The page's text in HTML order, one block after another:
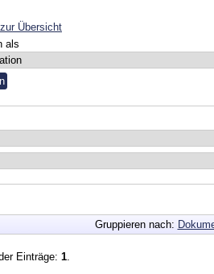
Übersicht
als
Gruppieren nach:
Einträge: 1